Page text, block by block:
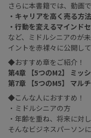
さらに本書籍では、動画
・キャリアを高く売る方法
・行動を変えるマインド
など、ミドルシニアのが
イントを赤裸々に公開して
◆おすすめ章をご紹介！
第4章 【5つのM2】 ミッ
第7章 【5つのM5】 マル
◆こんな人におすすめ！
・ミドルシニアの方
・年齢を重ね、将来に対
そんなビジネスパーソン